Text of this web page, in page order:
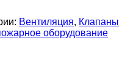
Вентиляция, Клапаны
оборудование